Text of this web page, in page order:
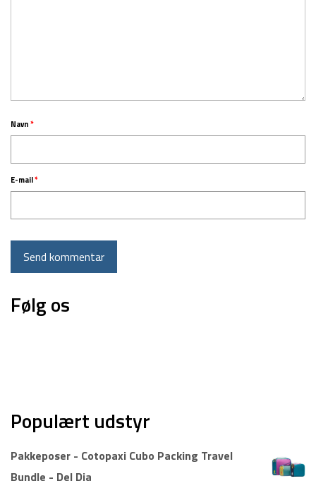
Navn*
E-mail*
Følg os
Populært udstyr
Pakkeposer - Cotopaxi Cubo Packing Travel
Bundle - Del Dia